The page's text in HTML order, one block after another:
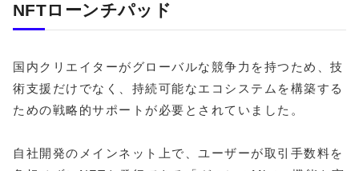
NFTローンチパッド
国内クリエイターがグローバルな競争力を持つため、技
術支援だけでなく、持続可能なエコシステムを構築する
ための戦略的サポートが必要とされていました。
自社開発のメインネット上で、ユーザーが取引手数料を